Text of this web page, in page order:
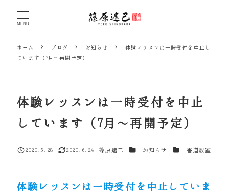
MENU
ホーム ブログ お知らせ
体験レッスンは一時受付を中止し
ています（7月～再開予定）
体験レッスンは一時受付を中止
しています（7月～再開予定）
投稿日
2020.5.28
更新日
2020.6.24
篠原遙己 カテゴリー
お知らせ カテゴリー
書道教室
体験レッスンは一時受付を中止していま